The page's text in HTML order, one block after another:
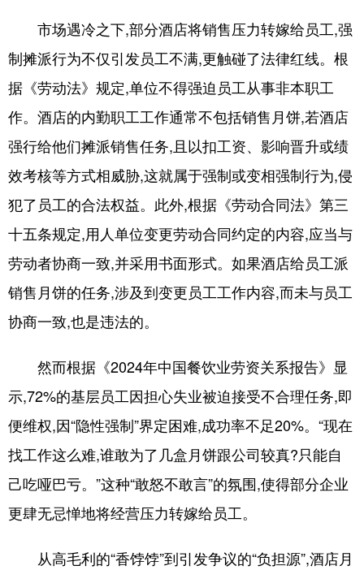
市场遇冷之下,部分酒店将销售压力转嫁给员工,强
制摊派行为不仅引发员工不满,更触碰了法律红线。根
据《劳动法》规定,单位不得强迫员工从事非本职工
作。酒店的内勤职工工作通常不包括销售月饼,若酒店
强行给他们摊派销售任务,且以扣工资、影响晋升或绩
效考核等方式相威胁,这就属于强制或变相强制行为,侵
犯了员工的合法权益。此外,根据《劳动合同法》第三
十五条规定,用人单位变更劳动合同约定的内容,应当与
劳动者协商一致,并采用书面形式。如果酒店给员工派
销售月饼的任务,涉及到变更员工工作内容,而未与员工
协商一致,也是违法的。
然而根据《2024年中国餐饮业劳资关系报告》显
示,72%的基层员工因担心失业被迫接受不合理任务,即
便维权,因“隐性强制”界定困难,成功率不足20%。“现在
找工作这么难,谁敢为了几盒月饼跟公司较真?只能自
己吃哑巴亏。”这种“敢怒不敢言”的氛围,使得部分企业
更肆无忌惮地将经营压力转嫁给员工。
从高毛利的“香饽饽”到引发争议的“负担源”,酒店月